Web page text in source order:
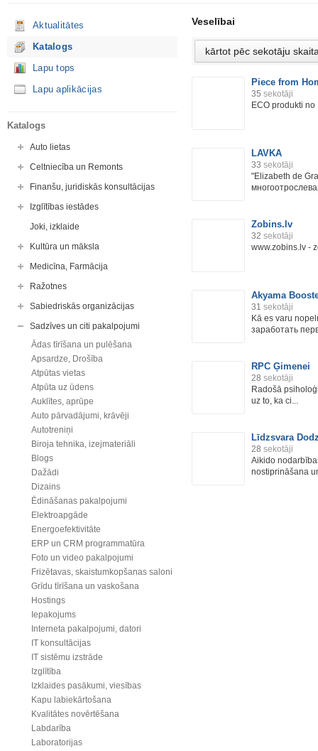
Aktualitātes
Katalogs
Lapu tops
Lapu aplikācijas
Katalogs
Auto lietas
Celtniecība un Remonts
Finanšu, juridiskās konsultācijas
Izglītības iestādes
Joki, izklaide
Kultūra un māksla
Medicīna, Farmācija
Ražotnes
Sabiedriskās organizācijas
Sadzīves un citi pakalpojumi
Ādas tīrīšana un pulēšana
Apsardze, Drošība
Atpūtas vietas
Atpūta uz ūdens
Auklītes, aprūpe
Auto pārvadājumi, krāvēji
Autotreniņi
Biroja tehnika, izejmateriāli
Blogs
Dažādi
Dizains
Ēdināšanas pakalpojumi
Elektroapgāde
Energoefektivitāte
ERP un CRM programmatūra
Foto un video pakalpojumi
Frizētavas, skaistumkopšanas saloni
Grīdu tīrīšana un vaskošana
Hostings
Iepakojums
Interneta pakalpojumi, datori
IT konsultācijas
IT sistēmu izstrāde
Izglītība
Izklaides pasākumi, viesības
Kapu labiekārtošana
Kvalitātes novērtēšana
Labdarība
Laboratorijas
Veselībai
Piece from
35 sekotāji
ECO produkti
LAVKA
33 sekotāji
"Elizabeth de
Zobins.lv
32 sekotāji
www.zobins.lv -
Akyama
31 sekotāji
Kā es varu
заработать
RPC Ģimenei
28 sekotāji
Radošā
uz to, ka ci...
Līdzsvara
28 sekotāji
Aikido
nostiprināšana